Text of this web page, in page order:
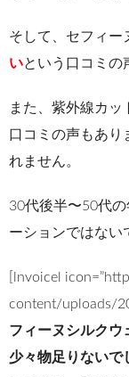
そして、セフィー
いという口コミの
また、紫外線カッ
口コミの声もあり
れません。
30代後半〜50代
ーションではない
lnvoicel
content/uploads/
フィーヌシルクウ
少々物足りないで